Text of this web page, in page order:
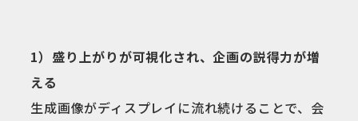
1）盛り上がりが可視化され、企画の説得力が増
える
生成画像がディスプレイに流れ続けることで、会